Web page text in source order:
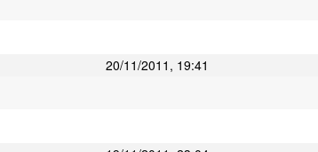
20/11/2011, 19:41